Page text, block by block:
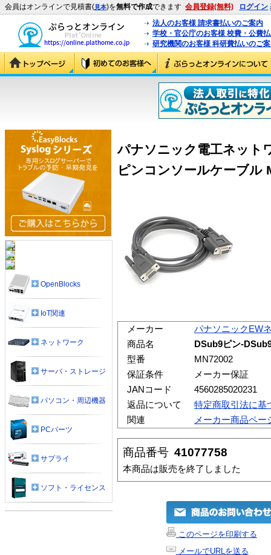
会員はオンラインで見積書(見本)を無料で作成できます 会員登録(無料) ログイン
法人のお客様 請求書払いのご案内
学校・官公庁のお客様 校費・公費
研究機関のお客様 科研費払いのご
パナソニック電工ネット
ピンコンソールケーブル
メーカー
パナソニックEW
商品名
DSub9ピン-
型番
MN72002
保証条件
メーカー保証
JANコード
4560285020231
返品について
特定商取引法に基
関連
メーカー商品ペー
商品番号 41077758
本商品は販売を終了しました
このページを印刷する
メールでURLを送る
OpenBlocks
IoT関連
ネットワーク
サーバ・ストレージ
パソコン・周辺機器
PCパーツ
サプライ
ソフト・ライセンス